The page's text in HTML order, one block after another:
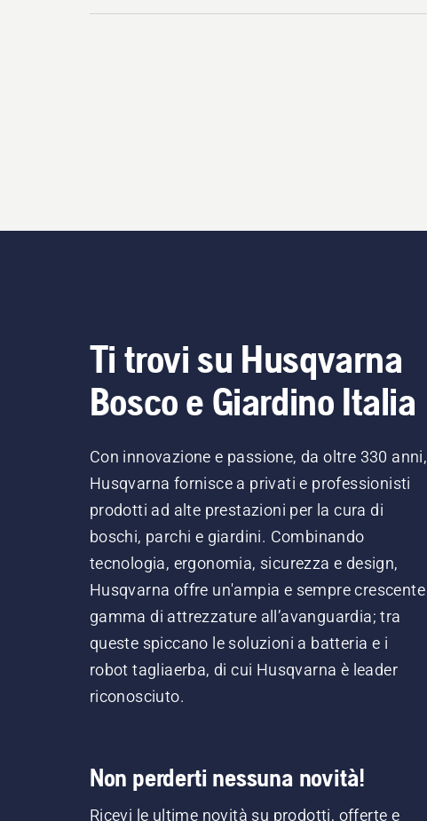
Ti trovi su Husqvarna
Bosco e Giardino Italia
Con innovazione e passione, da oltre 330 anni,
Husqvarna fornisce a privati e professionisti
prodotti ad alte prestazioni per la cura di
boschi, parchi e giardini. Combinando
tecnologia, ergonomia, sicurezza e design,
Husqvarna offre un'ampia e sempre crescente
gamma di attrezzature all’avanguardia; tra
queste spiccano le soluzioni a batteria e i
robot tagliaerba, di cui Husqvarna è leader
riconosciuto.
Non perderti nessuna novità!
Ricevi le ultime novità su prodotti, offerte e